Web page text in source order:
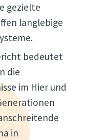
gezielte
langlebige
bedeutet
die
im Hier und
in